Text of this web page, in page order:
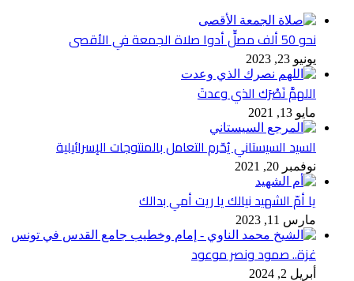
نحو 50 ألف مصلٍّ أدوا صلاة الجمعة في الأقصى
يونيو 23, 2023
اللهمَّ نَصْرَك الذي وعدتَ
مايو 13, 2021
السيد السيستاني يُحّرم التعامل بالمنتوجات الإسرائيلية
نوفمبر 20, 2021
يا أمّ الشهيد نيالك يا ريت أمي بدالك
مارس 11, 2023
غزة.. صمود ونصر موعود
أبريل 2, 2024